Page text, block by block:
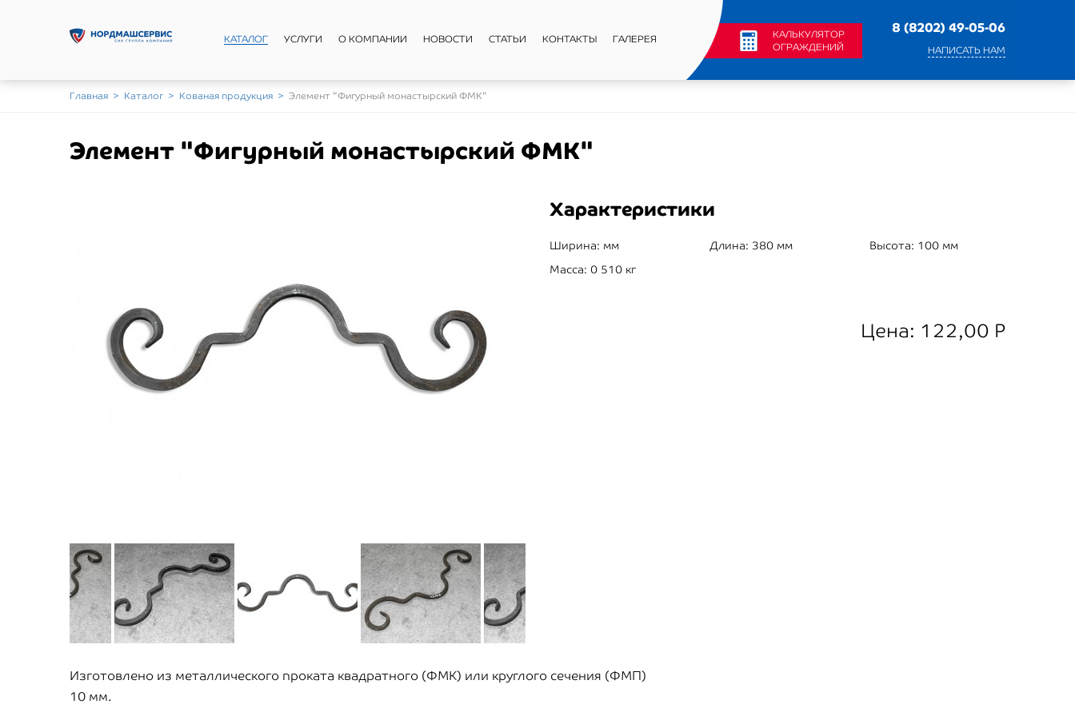
КАТАЛОГ УСЛУГИ О КОМПАНИИ НОВОСТИ СТАТЬИ КОНТАКТЫ ГАЛЕРЕЯ
КАЛЬКУЛЯТОР
ОГРАЖДЕНИЙ
8 (8202) 49-05-06
НАПИСАТЬ НАМ
Главная > Каталог > Кованая продукция > Элемент "Фигурный монастырский ФМК"
Элемент "Фигурный монастырский ФМК"
Характеристики
Ширина: мм Длина: 380 мм Высота: 100 мм
Масса: 0 510 кг
Цена: 122,00 Р
Изготовлено из металлического проката квадратного (ФМК) или круглого сечения (ФМП)
10 мм.